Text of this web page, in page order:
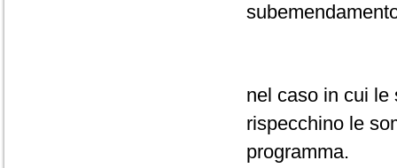
nel caso in cui le
rispecchino le
programma.